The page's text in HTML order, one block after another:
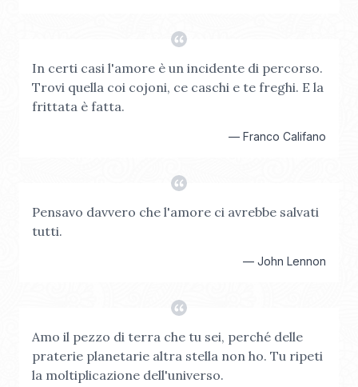
In certi casi l'amore è un incidente di percorso.
Trovi quella coi cojoni, ce caschi e te freghi. E la
frittata è fatta.
— Franco Califano
Pensavo davvero che l'amore ci avrebbe salvati
tutti.
— John Lennon
Amo il pezzo di terra che tu sei, perché delle
praterie planetarie altra stella non ho. Tu ripeti
la moltiplicazione dell'universo.